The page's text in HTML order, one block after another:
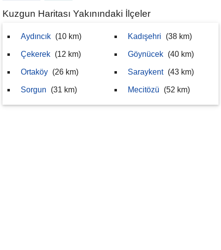
Kuzgun Haritası Yakınındaki İlçeler
Aydıncık (10 km)
Çekerek (12 km)
Ortaköy (26 km)
Sorgun (31 km)
Kadışehri (38 km)
Göynücek (40 km)
Saraykent (43 km)
Mecitözü (52 km)